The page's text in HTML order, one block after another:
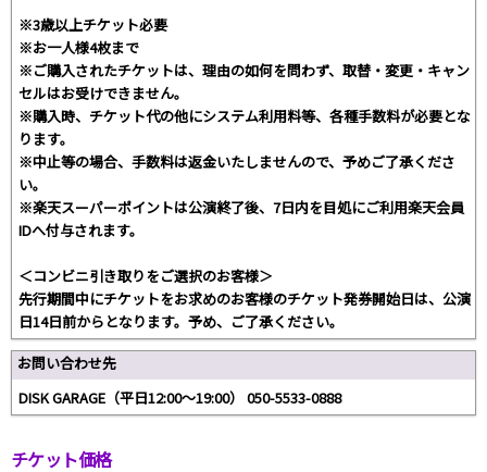
※3歳以上チケット必要
※お一人様4枚まで
※ご購入されたチケットは、理由の如何を問わず、取替・変更・キャン
セルはお受けできません。
※購入時、チケット代の他にシステム利用料等、各種手数料が必要とな
ります。
※中止等の場合、手数料は返金いたしませんので、予めご了承くださ
い。
※楽天スーパーポイントは公演終了後、7日内を目処にご利用楽天会員
IDへ付与されます。
＜コンビニ引き取りをご選択のお客様＞
先行期間中にチケットをお求めのお客様のチケット発券開始日は、公演
日14日前からとなります。予め、ご了承ください。
お問い合わせ先
DISK GARAGE（平日12:00～19:00） 050-5533-0888
チケット価格